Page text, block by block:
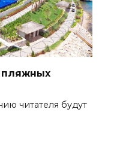
читателя будут